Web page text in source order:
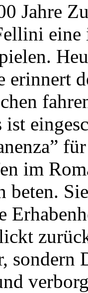
Jahre
erinnert
im
beten.
sondern